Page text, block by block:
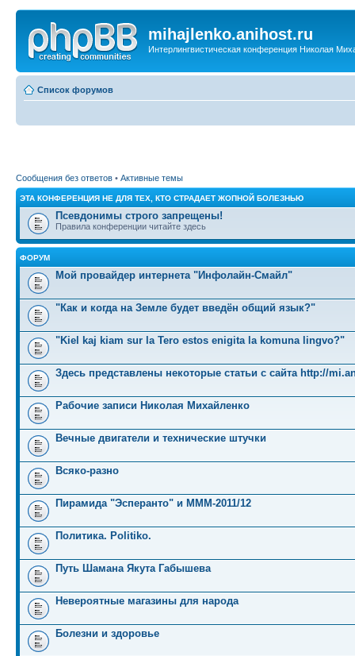
mihajlenko.anihost.ru
Интерлингвистическая конференция Николая
Список форумов
Сообщения без ответов • Активные темы
ЭТА КОНФЕРЕНЦИЯ НЕ ДЛЯ ТЕХ, КТО СТРАДАЕТ ЖОПНОЙ БОЛЕЗНЬЮ
Псевдонимы строго запрещены!
Правила конференции читайте здесь
ФОРУМ
Мой провайдер интернета "Инфолайн-Смайл"
"Как и когда на Земле будет введён общий язык?"
"Kiel kaj kiam sur la Tero estos enigita la komuna lingvo?"
Здесь представлены некоторые статьи с сайта http://
Рабочие записи Николая Михайленко
Вечные двигатели и технические штучки
Всяко-разно
Пирамида "Эсперанто" и MMM-2011/12
Политика. Politiko.
Путь Шамана Якута Габышева
Невероятные магазины для народа
Болезни и здоровье